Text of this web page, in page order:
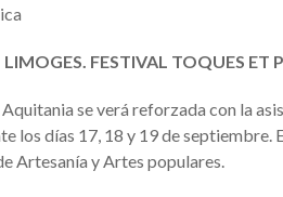
LIMOGES. FESTIVAL TOQUES ET
se verá reforzada con la
los días 17, 18 y 19 de
Artesanía y Artes populares.